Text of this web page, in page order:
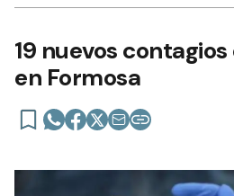
19 nuevos
en Formosa